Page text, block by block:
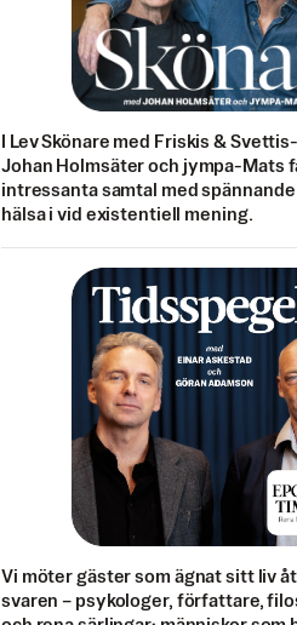
I Lev Skönare med Friskis &
Johan Holmsäter och jympa-Mats
intressanta samtal med
hälsa i vid existentiell mening.
Vi möter gäster som ägnat sitt liv
svaren – psykologer, författare,